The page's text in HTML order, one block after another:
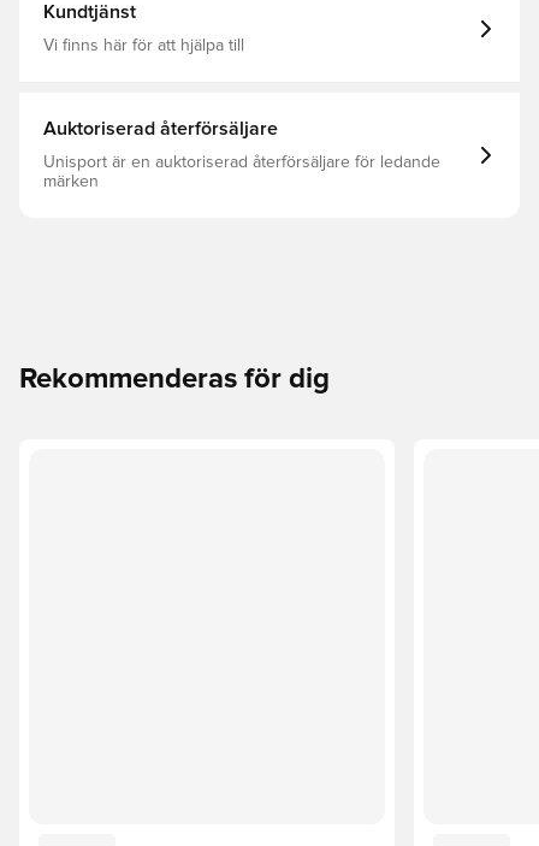
Kundtjänst
Vi finns här för att hjälpa till
Auktoriserad återförsäljare
Unisport är en auktoriserad återförsäljare för ledande
märken
Rekommenderas för dig